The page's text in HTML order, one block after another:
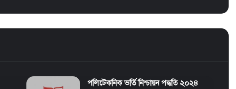
পলিটেকনিক ভর্তি নিশ্চায়ন পদ্ধতি ২০২৪